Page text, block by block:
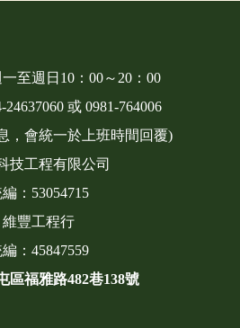
至週日10：00～20：00
24637060 或 0981-764006
，會統一於上班時間回覆)
技工程有限公司
：53054715
維豐工程行
：45847559
區福雅路482巷138號